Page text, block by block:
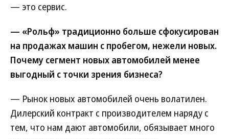
— это сервис.
— «Рольф» традиционно больше сфокусирован
на продажах машин с пробегом, нежели новых.
Почему сегмент новых автомобилей менее
выгодный с точки зрения бизнеса?
— Рынок новых автомобилей очень волатилен.
Дилерский контракт с производителем наряду с
тем, что нам дают автомобили, обязывает много